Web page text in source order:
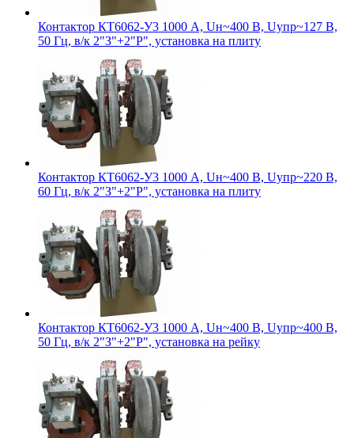
Контактор КТ6062-У3 1000 А, Uн~400 В, Uупр~127 В,
50 Гц, в/к 2"З"+2"Р", установка на плиту
Контактор КТ6062-У3 1000 А, Uн~400 В, Uупр~220 В,
60 Гц, в/к 2"З"+2"Р", установка на плиту
Контактор КТ6062-У3 1000 А, Uн~400 В, Uупр~400 В,
50 Гц, в/к 2"З"+2"Р", установка на рейку